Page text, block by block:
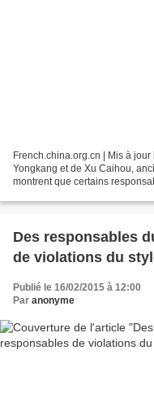
French.china.org.cn | Mis à
Yongkang et de Xu Caihou,
montrent que certains
Des responsables
de violations du
Publié le 16/02/2015 à 12:00
Par anonyme